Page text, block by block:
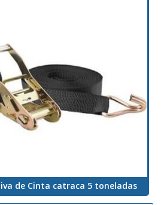
de Cinta catraca 5 toneladas